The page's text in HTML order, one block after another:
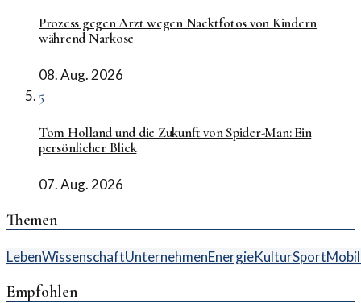
Prozess gegen Arzt wegen Nacktfotos von Kindern
während Narkose
08. Aug. 2026
5
Tom Holland und die Zukunft von Spider-Man: Ein
persönlicher Blick
07. Aug. 2026
Themen
LebenWissenschaftUnternehmenEnergieKulturSport
Empfohlen